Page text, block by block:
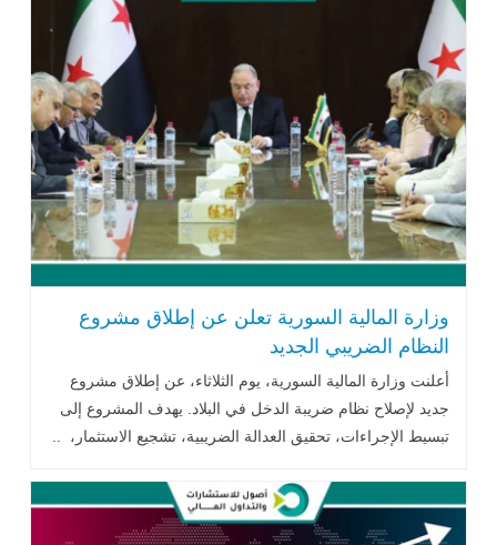
وزارة المالية السورية تعلن عن إطلاق مشروع
النظام الضريبي الجديد
أعلنت وزارة المالية السورية، يوم الثلاثاء، عن إطلاق مشروع
جديد لإصلاح نظام ضريبة الدخل في البلاد. يهدف المشروع إلى
تبسيط الإجراءات، تحقيق العدالة الضريبية، تشجيع الاستثمار، ..